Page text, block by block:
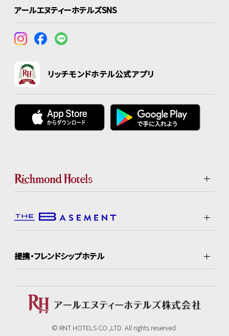
アールエヌティーホテルズSNS
リッチモンドホテル公式アプリ
提携・フレンドシップホテル
© RNT HOTELS CO.,LTD. All rights reserved.